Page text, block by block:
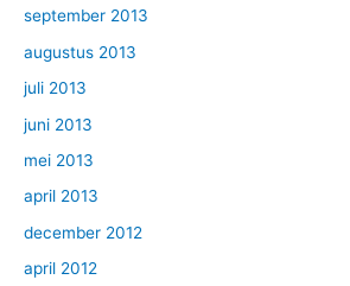
september 2013
augustus 2013
juli 2013
juni 2013
mei 2013
april 2013
december 2012
april 2012